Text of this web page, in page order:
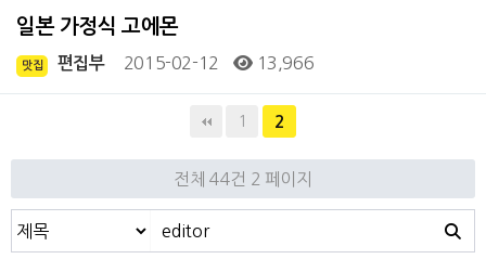
일본 가정식 고에몬
맛집 편집부 2015-02-12 13,966
1 2
전체 44건 2 페이지